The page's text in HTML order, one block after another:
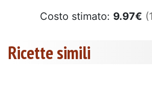
Costo stimato: 9.97€
Ricette simili